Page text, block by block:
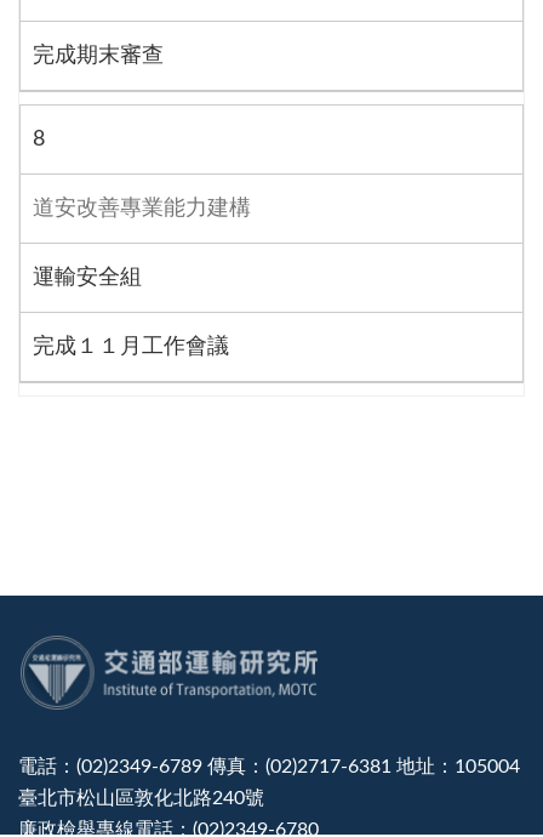
完成期末審查
8
道安改善專業能力建構
運輸安全組
完成１１月工作會議
電話：(02)2349-6789 傳真：(02)2717-6381 地址：105004
臺北市松山區敦化北路240號
廉政檢舉專線電話：(02)2349-6780